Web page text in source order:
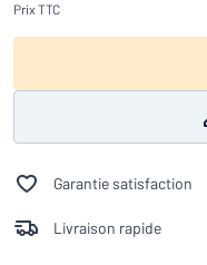
PrixTTC
Garantie satisfaction
Livraison rapide